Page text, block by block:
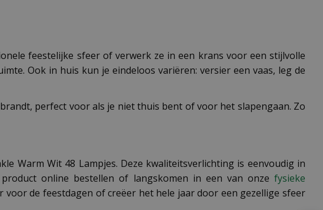
feestelijke sfeer of verwerk ze in een krans voor een stijlvolle
Ook in huis kun je eindeloos variëren: versier een vaas, leg de
perfect voor als je niet thuis bent of voor het slapengaan. Zo
Warm Wit 48 Lampjes. Deze kwaliteitsverlichting is eenvoudig in
online bestellen of langskomen in een van onze fysieke
de feestdagen of creëer het hele jaar door een gezellige sfeer